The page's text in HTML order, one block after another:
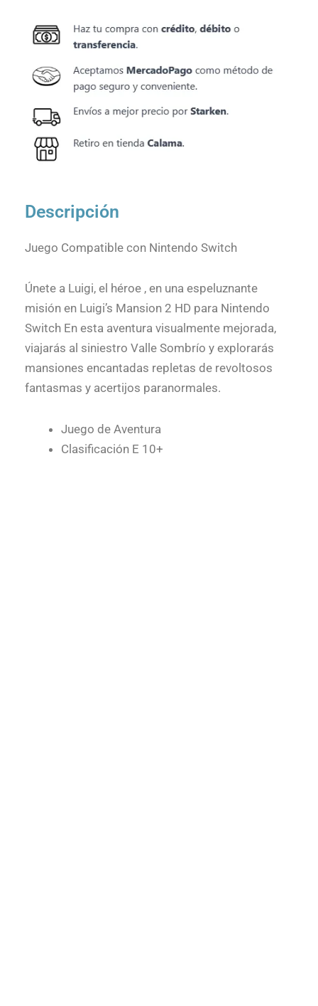
Descripción
Juego Compatible con Nintendo Switch
Únete a Luigi, el héroe , en una espeluznante
misión en Luigi’s Mansion 2 HD para Nintendo
Switch En esta aventura visualmente mejorada,
viajarás al siniestro Valle Sombrío y explorarás
mansiones encantadas repletas de revoltosos
fantasmas y acertijos paranormales.
Juego de Aventura
Clasificación E 10+